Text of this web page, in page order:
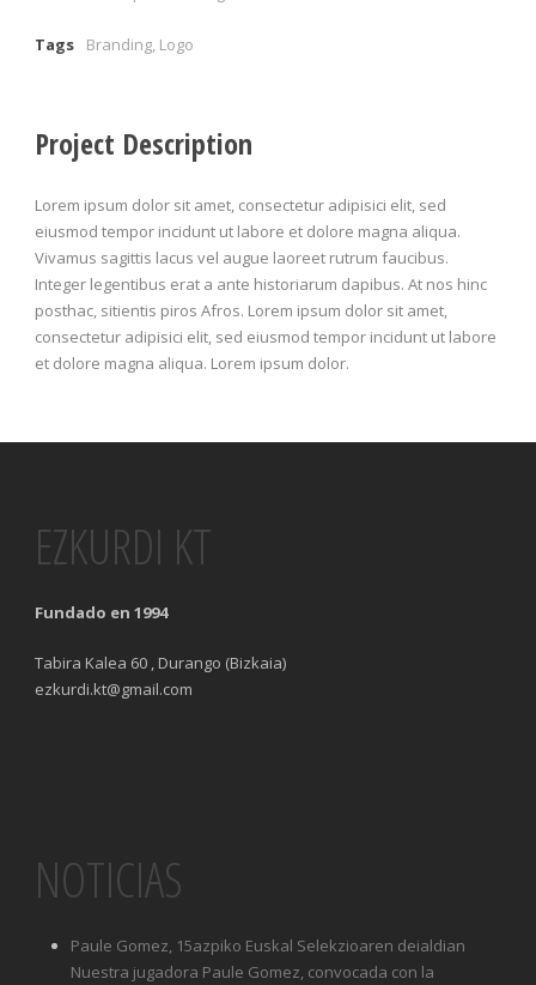
Tags Branding, Logo
Project Description
Lorem ipsum dolor sit amet, consectetur adipisici elit, sed
eiusmod tempor incidunt ut labore et dolore magna aliqua.
Vivamus sagittis lacus vel augue laoreet rutrum faucibus.
Integer legentibus erat a ante historiarum dapibus. At nos hinc
posthac, sitientis piros Afros. Lorem ipsum dolor sit amet,
consectetur adipisici elit, sed eiusmod tempor incidunt ut labore
et dolore magna aliqua. Lorem ipsum dolor.
EZKURDI KT
Fundado en 1994
Tabira Kalea 60 , Durango (Bizkaia)
ezkurdi.kt@gmail.com
NOTICIAS
Paule Gomez, 15azpiko Euskal Selekzioaren deialdian
Nuestra jugadora Paule Gomez, convocada con la